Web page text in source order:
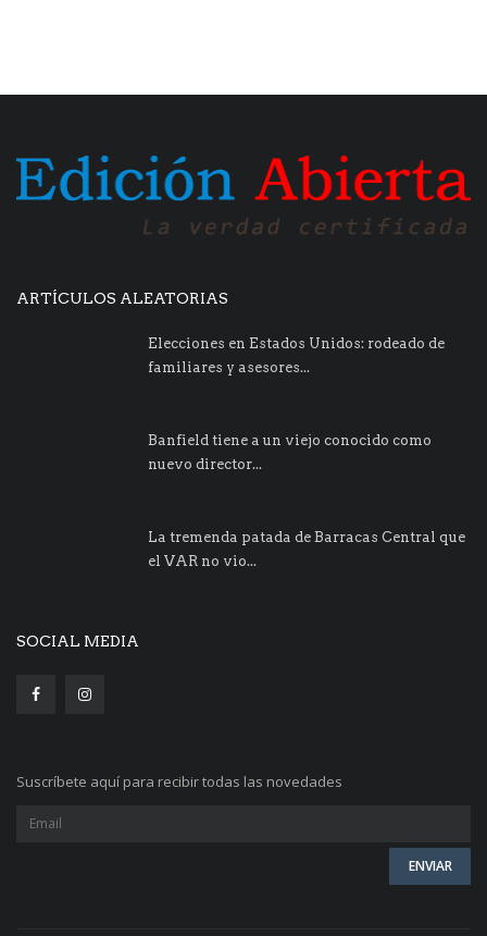
ARTÍCULOS ALEATORIAS
Elecciones en Estados Unidos: rodeado de
familiares y asesores...
Banfield tiene a un viejo conocido como
nuevo director...
La tremenda patada de Barracas Central que
el VAR no vio...
SOCIAL MEDIA
Suscríbete aquí para recibir todas las novedades